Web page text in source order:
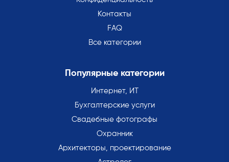
Контакты
FAQ
Все категории
Популярные категории
Интернет, ИТ
Бухгалтерские услуги
Свадебные фотографы
Охранник
Архитекторы, проектирование